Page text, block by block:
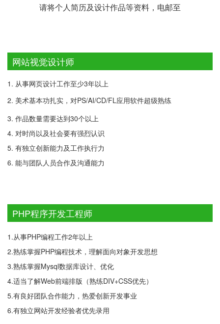
请将个人简历及设计作品等资料，电邮至
网站视觉设计师
1. 从事网页设计工作至少3年以上
2. 美术基本功扎实，对PS/AI/CD/FL应用软件超级熟练
3. 作品数量需要达到30个以上
4. 对时尚以及社会要有强烈认识
5. 有独立创新能力及工作执行力
6. 能与团队人员合作及沟通能力
PHP程序开发工程师
1.从事PHP编程工作2年以上
2.熟练掌握PHP编程技术，理解面向对象开发思想
3.熟练掌握Mysql数据库设计、优化
4.适当了解Web前端排版（熟练DIV+CSS优先）
5.有良好团队合作能力，热爱创新开发事业
6.有独立网站开发经验者优先录用